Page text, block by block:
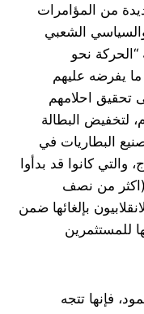
من المؤامرات
والسياسي الشعبي
نحو
ما يفرضه عليهم
تحقيق احلامهم
لتخفيض البطالة
البطاريات في
والتي كانوا قد بدأوا
(اكثر من نصف
بإلغائها ضمن
للمستثمرين
فإنها تتجه